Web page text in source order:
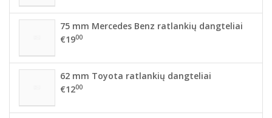
75 mm Mercedes Benz ratlankių dangteliai
€1900
62 mm Toyota ratlankių dangteliai
€1200